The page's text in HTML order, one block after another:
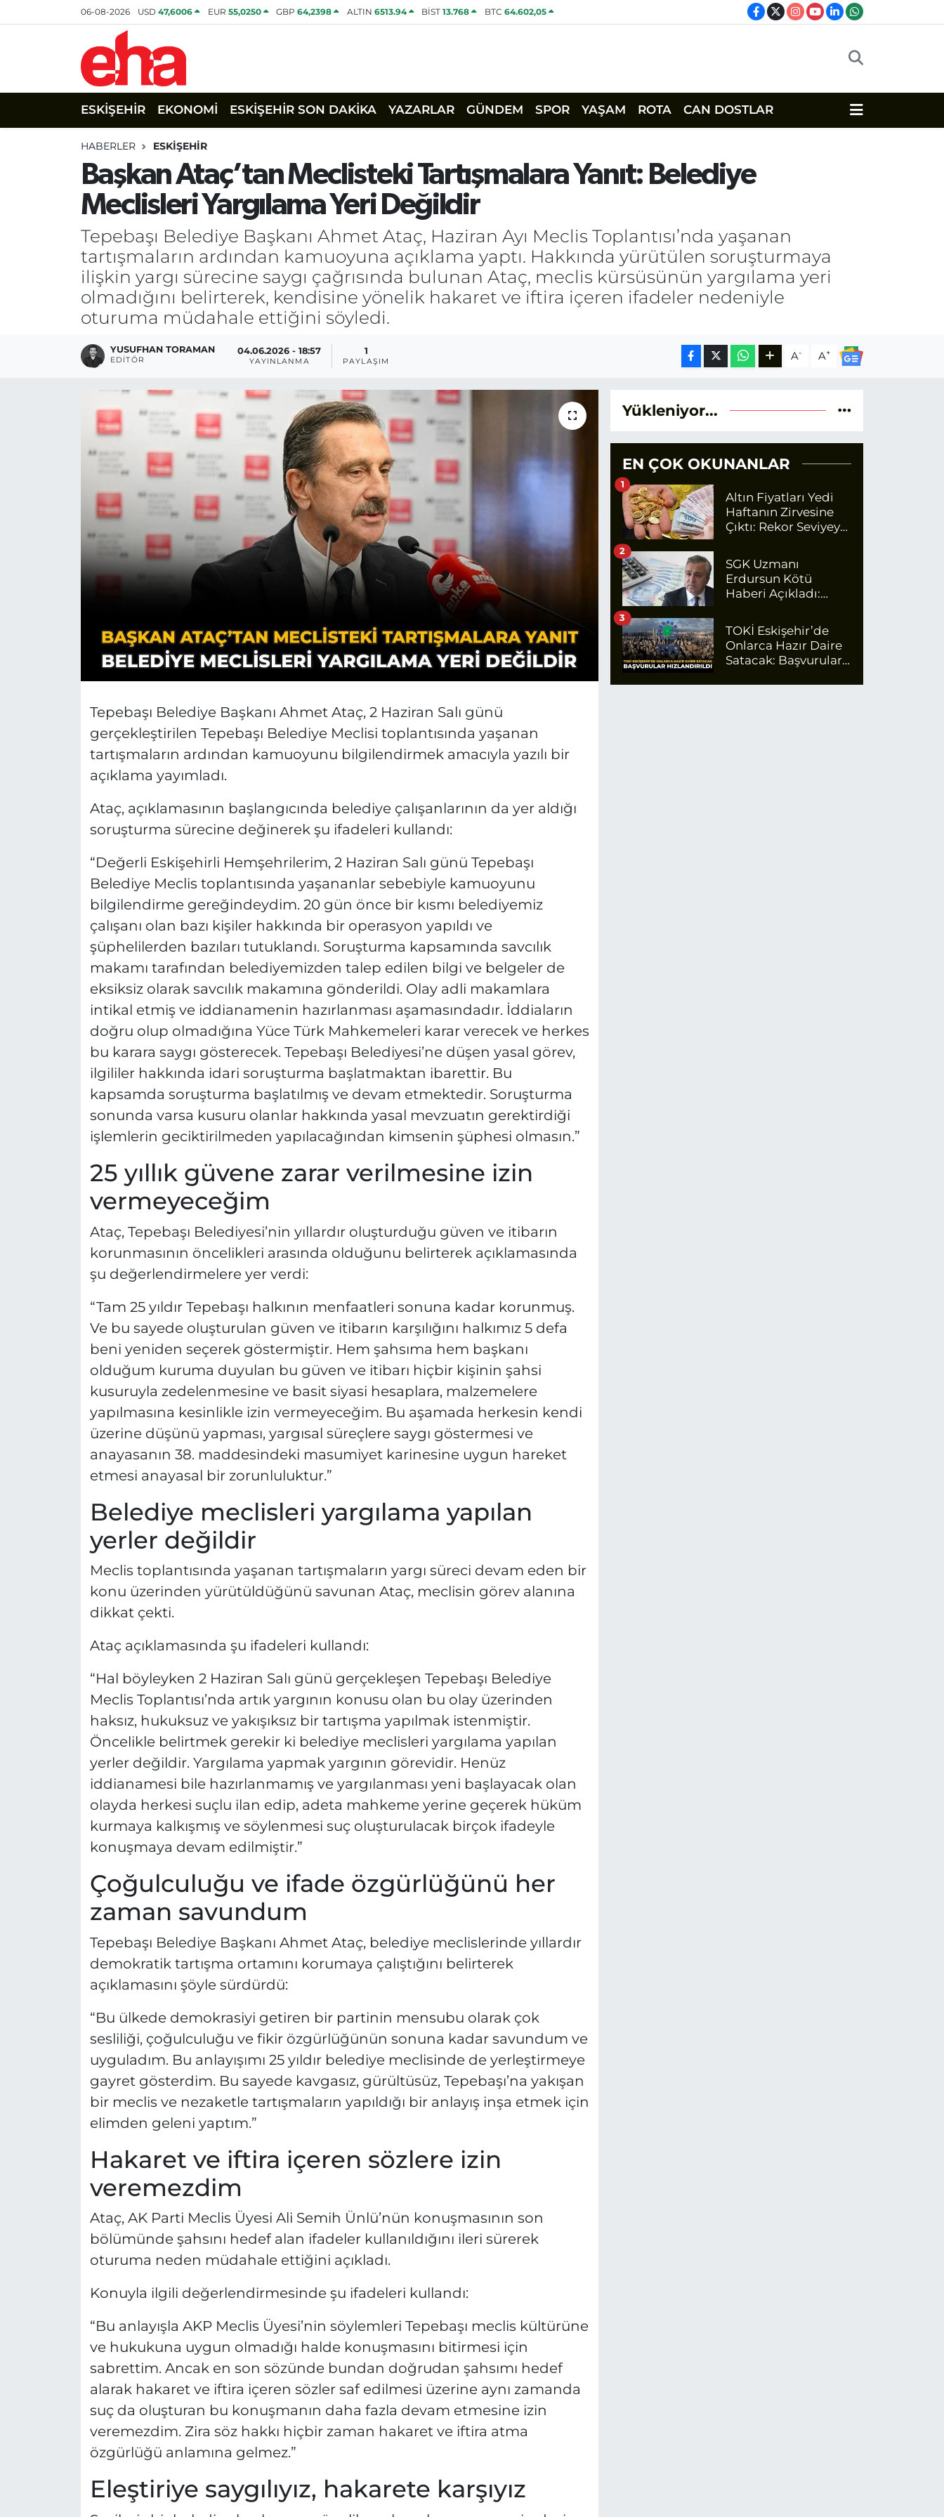
06-08-2026 USD47,6006 EUR 55,0250 GBP64,2398 ALTIN 6513.94 BİST13.768 BTC 64.602,05
ESKİŞEHİR EKONOMİ ESKİŞEHİR SON DAKİKA YAZARLAR GÜNDEM SPOR YAŞAM ROTA CAN DOSTLAR
HABERLER ESKİŞEHİR
Başkan Ataç’tan Meclisteki Tartışmalara Yanıt: Belediye
Meclisleri Yargılama Yeri Değildir
Tepebaşı Belediye Başkanı Ahmet Ataç, Haziran Ayı Meclis Toplantısı’nda yaşanan
tartışmaların ardından kamuoyuna açıklama yaptı. Hakkında yürütülen soruşturmaya
ilişkin yargı sürecine saygı çağrısında bulunan Ataç, meclis kürsüsünün yargılama yeri
olmadığını belirterek, kendisine yönelik hakaret ve iftira içeren ifadeler nedeniyle
oturuma müdahale ettiğini söyledi.
YUSUFHAN TORAMAN
EDITÖR
04.06.2026 - 18:57
YAYINLANMA
1
PAYLAŞIM A- A+
Tepebaşı Belediye Başkanı Ahmet Ataç, 2 Haziran Salı günü
gerçekleştirilen Tepebaşı Belediye Meclisi toplantısında yaşanan
tartışmaların ardından kamuoyunu bilgilendirmek amacıyla yazılı bir
açıklama yayımladı.
Ataç, açıklamasının başlangıcında belediye çalışanlarının da yer aldığı
soruşturma sürecine değinerek şu ifadeleri kullandı:
“Değerli Eskişehirli Hemşehrilerim, 2 Haziran Salı günü Tepebaşı
Belediye Meclis toplantısında yaşananlar sebebiyle kamuoyunu
bilgilendirme gereğindeydim. 20 gün önce bir kısmı belediyemiz
çalışanı olan bazı kişiler hakkında bir operasyon yapıldı ve
şüphelilerden bazıları tutuklandı. Soruşturma kapsamında savcılık
makamı tarafından belediyemizden talep edilen bilgi ve belgeler de
eksiksiz olarak savcılık makamına gönderildi. Olay adli makamlara
intikal etmiş ve iddianamenin hazırlanması aşamasındadır. İddiaların
doğru olup olmadığına Yüce Türk Mahkemeleri karar verecek ve herkes
bu karara saygı gösterecek. Tepebaşı Belediyesi’ne düşen yasal görev,
ilgililer hakkında idari soruşturma başlatmaktan ibarettir. Bu
kapsamda soruşturma başlatılmış ve devam etmektedir. Soruşturma
sonunda varsa kusuru olanlar hakkında yasal mevzuatın gerektirdiği
işlemlerin geciktirilmeden yapılacağından kimsenin şüphesi olmasın.”
25 yıllık güvene zarar verilmesine izin
vermeyeceğim
Ataç, Tepebaşı Belediyesi’nin yıllardır oluşturduğu güven ve itibarın
korunmasının öncelikleri arasında olduğunu belirterek açıklamasında
şu değerlendirmelere yer verdi:
“Tam 25 yıldır Tepebaşı halkının menfaatleri sonuna kadar korunmuş.
Ve bu sayede oluşturulan güven ve itibarın karşılığını halkımız 5 defa
beni yeniden seçerek göstermiştir. Hem şahsıma hem başkanı
olduğum kuruma duyulan bu güven ve itibarı hiçbir kişinin şahsi
kusuruyla zedelenmesine ve basit siyasi hesaplara, malzemelere
yapılmasına kesinlikle izin vermeyeceğim. Bu aşamada herkesin kendi
üzerine düşünü yapması, yargısal süreçlere saygı göstermesi ve
anayasanın 38. maddesindeki masumiyet karinesine uygun hareket
etmesi anayasal bir zorunluluktur.”
Belediye meclisleri yargılama yapılan
yerler değildir
Meclis toplantısında yaşanan tartışmaların yargı süreci devam eden bir
konu üzerinden yürütüldüğünü savunan Ataç, meclisin görev alanına
dikkat çekti.
Ataç açıklamasında şu ifadeleri kullandı:
“Hal böyleyken 2 Haziran Salı günü gerçekleşen Tepebaşı Belediye
Meclis Toplantısı’nda artık yargının konusu olan bu olay üzerinden
haksız, hukuksuz ve yakışıksız bir tartışma yapılmak istenmiştir.
Öncelikle belirtmek gerekir ki belediye meclisleri yargılama yapılan
yerler değildir. Yargılama yapmak yargının görevidir. Henüz
iddianamesi bile hazırlanmamış ve yargılanması yeni başlayacak olan
olayda herkesi suçlu ilan edip, adeta mahkeme yerine geçerek hüküm
kurmaya kalkışmış ve söylenmesi suç oluşturulacak birçok ifadeyle
konuşmaya devam edilmiştir.”
Çoğulculuğu ve ifade özgürlüğünü her
zaman savundum
Tepebaşı Belediye Başkanı Ahmet Ataç, belediye meclislerinde yıllardır
demokratik tartışma ortamını korumaya çalıştığını belirterek
açıklamasını şöyle sürdürdü:
“Bu ülkede demokrasiyi getiren bir partinin mensubu olarak çok
sesliliği, çoğulculuğu ve fikir özgürlüğünün sonuna kadar savundum ve
uyguladım. Bu anlayışımı 25 yıldır belediye meclisinde de yerleştirmeye
gayret gösterdim. Bu sayede kavgasız, gürültüsüz, Tepebaşı’na yakışan
bir meclis ve nezaketle tartışmaların yapıldığı bir anlayış inşa etmek için
elimden geleni yaptım.”
Hakaret ve iftira içeren sözlere izin
veremezdim
Ataç, AK Parti Meclis Üyesi Ali Semih Ünlü’nün konuşmasının son
bölümünde şahsını hedef alan ifadeler kullanıldığını ileri sürerek
oturuma neden müdahale ettiğini açıkladı.
Konuyla ilgili değerlendirmesinde şu ifadeleri kullandı:
“Bu anlayışla AKP Meclis Üyesi’nin söylemleri Tepebaşı meclis kültürüne
ve hukukuna uygun olmadığı halde konuşmasını bitirmesi için
sabrettim. Ancak en son sözünde bundan doğrudan şahsımı hedef
alarak hakaret ve iftira içeren sözler saf edilmesi üzerine aynı zamanda
suç da oluşturan bu konuşmanın daha fazla devam etmesine izin
veremezdim. Zira söz hakkı hiçbir zaman hakaret ve iftira atma
özgürlüğü anlamına gelmez.”
Eleştiriye saygılıyız, hakarete karşıyız
Yükleniyor...
EN ÇOK OKUNANLAR
Altın Fiyatları Yedi
Haftanın Zirvesine
Çıktı: Rekor Seviyeye
1
SGK Uzmanı
Erdursun Kötü
Haberi Açıkladı:
İçin Net Rakam
2
TOKİ Eskişehir’de
Onlarca Hazır Daire
Satacak: Başvurular
3